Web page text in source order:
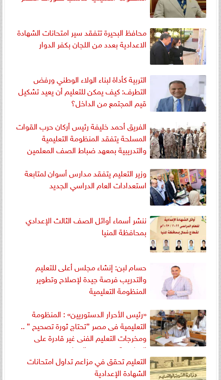
محافظ البحيرة تتفقد سير امتحانات الشهادة
الاعدادية بعدد من اللجان بكفر الدوار
التربية كأداة لبناء الولاء الوطني ورفض
التطرف: كيف يمكن للتعليم أن يعيد تشكيل
قيم المجتمع من الداخل؟
الفريق أحمد خليفة رئيس أركان حرب القوات
المسلحة يتفقد المنظومة التعليمية
والتدريبية بمعهد ضباط الصف المعلمين
وزير التعليم يتفقد مدارس أسوان لمتابعة
استعدادات العام الدراسي الجديد
ننشر أسماء أوائل الصف الثالث الإعدادي
بمحافظة المنيا
حسام لبن: إنشاء مجلس أعلى للتعليم
والتدريب فرصة جيدة لإصلاح وتطوير
المنظومة التعليمية
«رئيس الأحرار الدستوريين» : المنظومة
التعليمية فى مصر ”تحتاج ثورة تصحيح ” ..
ومخرجات التعليم الفنى غير قادرة على
المنافسة فى سوق العمل
التعليم تحقق في مزاعم تداول امتحانات
الشهادة الإعدادية